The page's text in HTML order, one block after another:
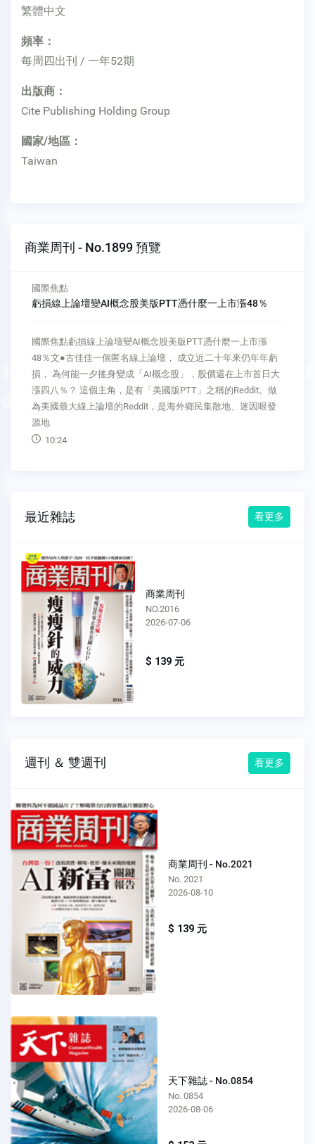
繁體中文
頻率：
每周四出刊 / 一年52期
出版商：
Cite Publishing Holding Group
國家/地區：
Taiwan
商業周刊 - No.1899 預覽
Previous
國際焦點
虧損線上論壇變AI概念股美版PTT憑什麼一上市漲48％
國際焦點虧損線上論壇變AI概念股美版PTT憑什麼一上市漲
48％文●古佳佳一個匿名線上論壇， 成立近二十年來仍年年虧
損， 為何能一夕搖身變成「AI概念股」，股價還在上市首日大
漲四八％？ 這個主角，是有「美國版PTT」之稱的Reddit。做
為美國最大線上論壇的Reddit，是海外鄉民集散地、迷因哏發
源地
10:24
最近雜誌 看更多
商業周刊
NO.2016
2026-07-06
$ 139 元
週刊 ＆ 雙週刊 看更多
商業周刊 - No.2021
No. 2021
2026-08-10
$ 139 元
天下雜誌 - No.0854
No. 0854
2026-08-06